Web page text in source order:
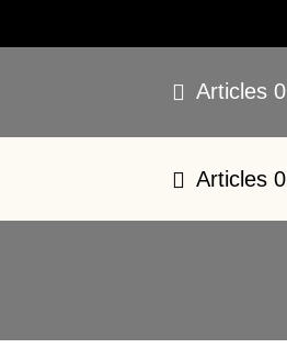
Articles 0
Articles 0